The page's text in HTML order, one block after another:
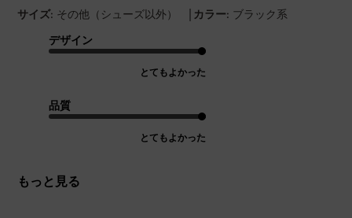
サイズ: その他（シューズ以外） | カラー: ブラック系
デザイン
とてもよかった
品質
とてもよかった
もっと見る